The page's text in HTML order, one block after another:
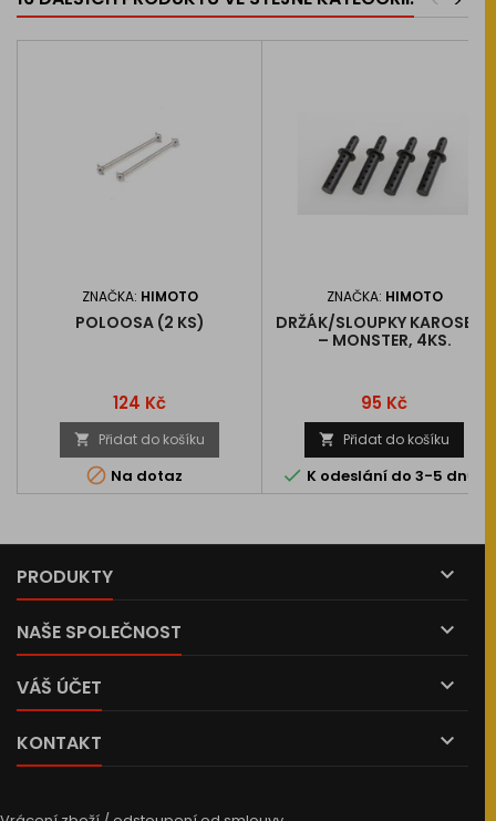
ZNAČKA: HIMOTO
POLOOSA (2 KS)
Cena
124 Kč
 Přidat do košíku
 Na dotaz
ZNAČKA: HIMOTO
DRŽÁK/SLOUPKY KAROSERIE
– MONSTER, 4KS.
Cena
95 Kč
 Přidat do košíku
 K odeslání do 3-5 dnů
PRODUKTY 
NAŠE SPOLEČNOST 
VÁŠ ÚČET 
KONTAKT 